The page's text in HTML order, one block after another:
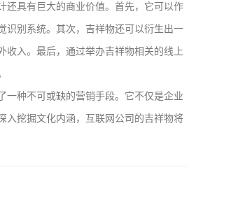
还具有巨大的商业价值。首先，它可以作
识别系统。其次，吉祥物还可以衍生出一
收入。最后，通过举办吉祥物相关的线上
一种不可或缺的营销手段。它不仅是企业
入挖掘文化内涵，互联网公司的吉祥物将